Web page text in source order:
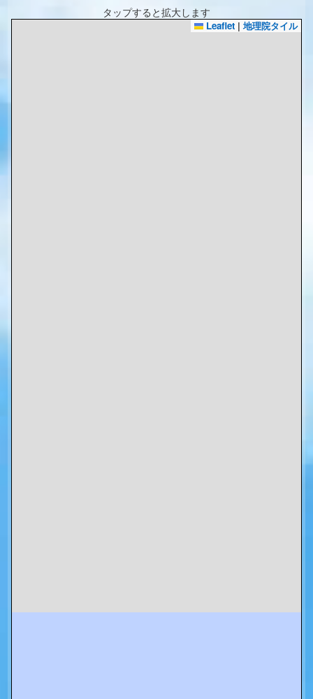
タップすると拡大します
Leaflet | 地理院タイル